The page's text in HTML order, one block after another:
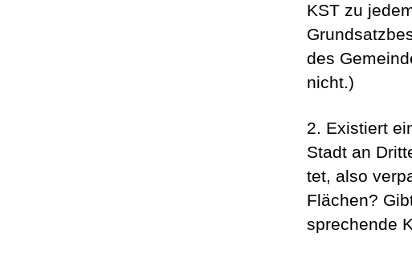
KST zu
des
nicht.)
2. Existiert
Stadt an
tet, also
Flächen?
sprechende